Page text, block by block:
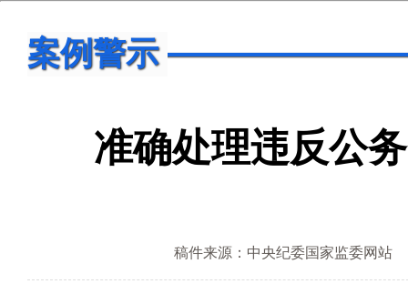
案例警示
准确处理违反公
稿件来源：中央纪委国家监委网站